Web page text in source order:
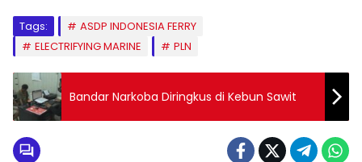
Tags:
ASDP INDONESIA FERRY
ELECTRIFYING MARINE
PLN
Bandar Narkoba Diringkus di Kebun Sawit